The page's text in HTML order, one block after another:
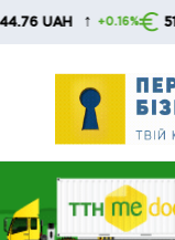
Skip
↑ +0.16% 51.67 UAH